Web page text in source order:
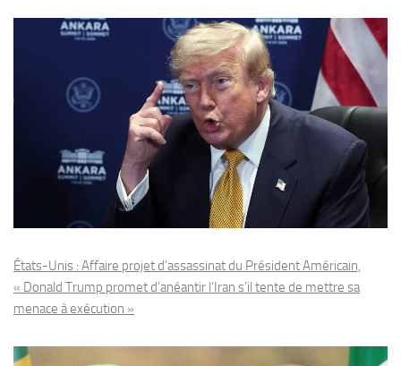
États-Unis : Affaire projet d’assassinat du Président Américain,
« Donald Trump promet d’anéantir l’Iran s’il tente de mettre sa
menace à exécution »